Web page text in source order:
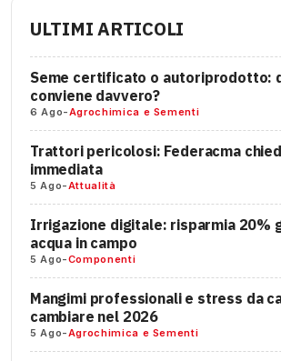
ULTIMI ARTICOLI
Seme certificato o autoriprodotto:
conviene davvero?
6 Ago-Agrochimica e Sementi
Trattori pericolosi: Federacma
immediata
5 Ago-Attualità
Irrigazione digitale: risparmia 20%
acqua in campo
5 Ago-Componenti
Mangimi professionali e stress da
cambiare nel 2026
5 Ago-Agrochimica e Sementi